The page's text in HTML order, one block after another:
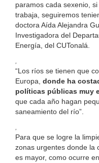
paramos cada sexenio,
trabaja, seguiremos
doctora Aída Alejandra
Investigadora del
Energía, del CUTonalá.
,
“Los ríos se tienen que
Europa, donde ha
políticas públicas muy
que cada año hagan
saneamiento del río”.
,
Para que se logre la
zonas urgentes donde la
es mayor, como ocurre